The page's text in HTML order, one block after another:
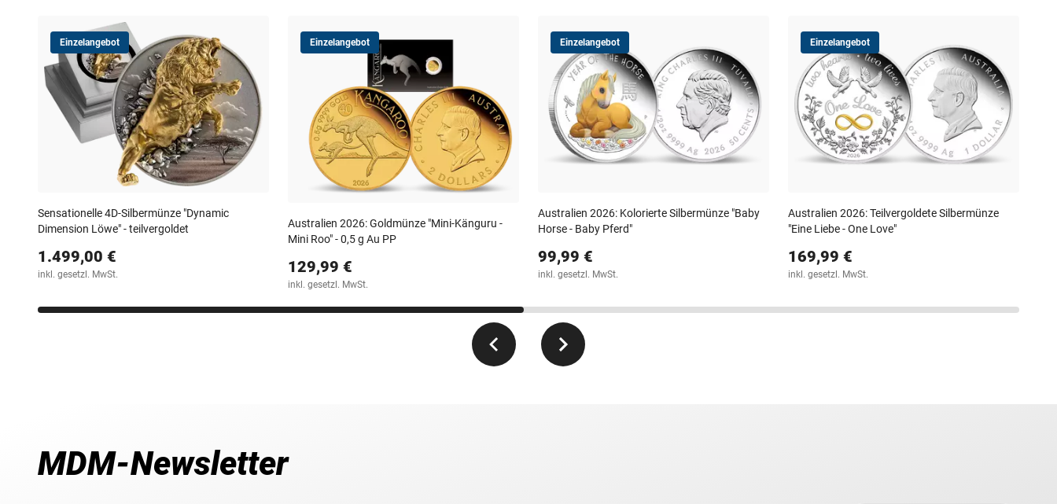
Einzelangebot
Sensationelle 4D-Silbermünze "Dynamic
Dimension Löwe" - teilvergoldet
1.499,00 €
inkl. gesetzl. MwSt.
Einzelangebot
Australien 2026: Goldmünze "Mini-Känguru -
Mini Roo" - 0,5 g Au PP
129,99 €
inkl. gesetzl. MwSt.
Einzelangebot
Australien 2026: Kolorierte Silbermünze "Baby
Horse - Baby Pferd"
99,99 €
inkl. gesetzl. MwSt.
Einzelangebot
Australien 2026: Teilvergoldete Silbermünze
"Eine Liebe - One Love"
169,99 €
inkl. gesetzl. MwSt.
MDM-Newsletter